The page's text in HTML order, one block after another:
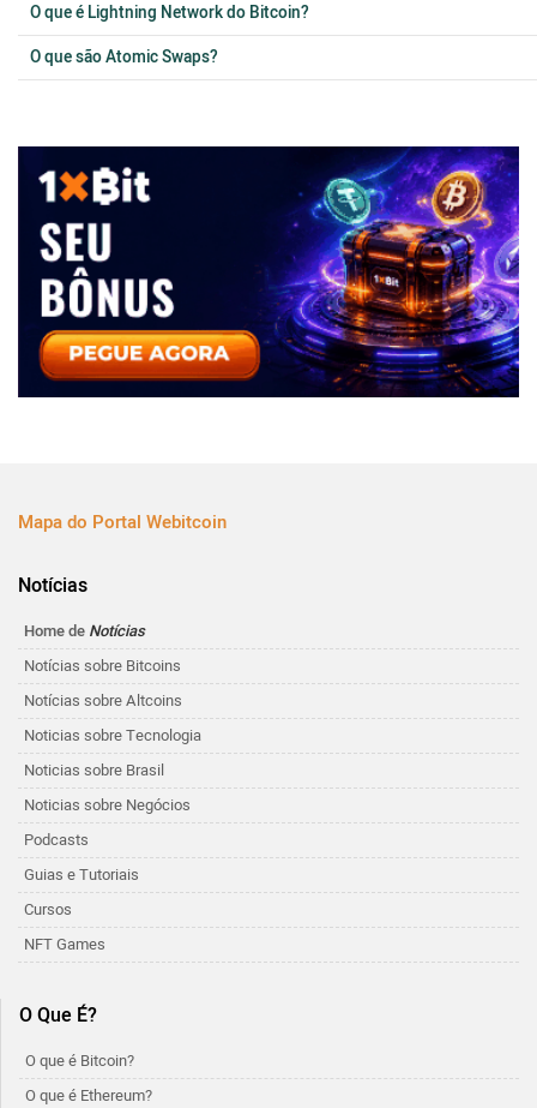
O que é Lightning Network do Bitcoin?
O que são Atomic Swaps?
Mapa do Portal Webitcoin
Notícias
Home de Notícias
Notícias sobre Bitcoins
Notícias sobre Altcoins
Noticias sobre Tecnologia
Noticias sobre Brasil
Noticias sobre Negócios
Podcasts
Guias e Tutoriais
Cursos
NFT Games
O Que É?
O que é Bitcoin?
O que é Ethereum?